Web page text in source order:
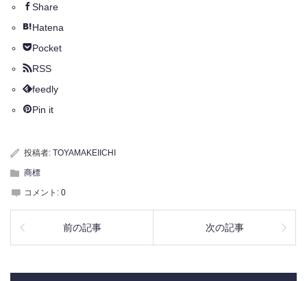
Share
Hatena
Pocket
RSS
feedly
Pin it
投稿者: TOYAMAKEIICHI
商標
コメント: 0
前の記事 次の記事